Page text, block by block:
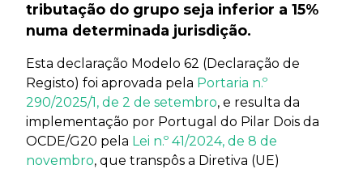
tributação do grupo seja inferior a 15%
numa determinada jurisdição.
Esta declaração Modelo 62 (Declaração de
Registo) foi aprovada pela Portaria n.º
290/2025/1, de 2 de setembro, e resulta da
implementação por Portugal do Pilar Dois da
OCDE/G20 pela Lei n.º 41/2024, de 8 de
novembro, que transpôs a Diretiva (UE)